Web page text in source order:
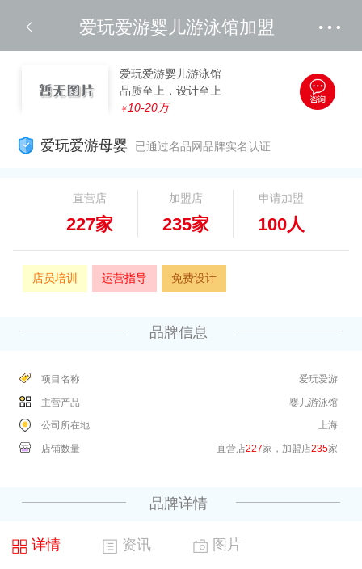
爱玩爱游婴儿游泳馆加盟
爱玩爱游婴儿游泳馆
品质至上，设计至上
￥10-20万
爱玩爱游母婴 已通过名品网品牌实名认证
直营店
227家
加盟店
235家
申请加盟
100人
店员培训 运营指导 免费设计
品牌信息
项目名称 爱玩爱游
主营产品 婴儿游泳馆
公司所在地 上海
店铺数量 直营店227家，加盟店235家
品牌详情
详情 资讯 图片